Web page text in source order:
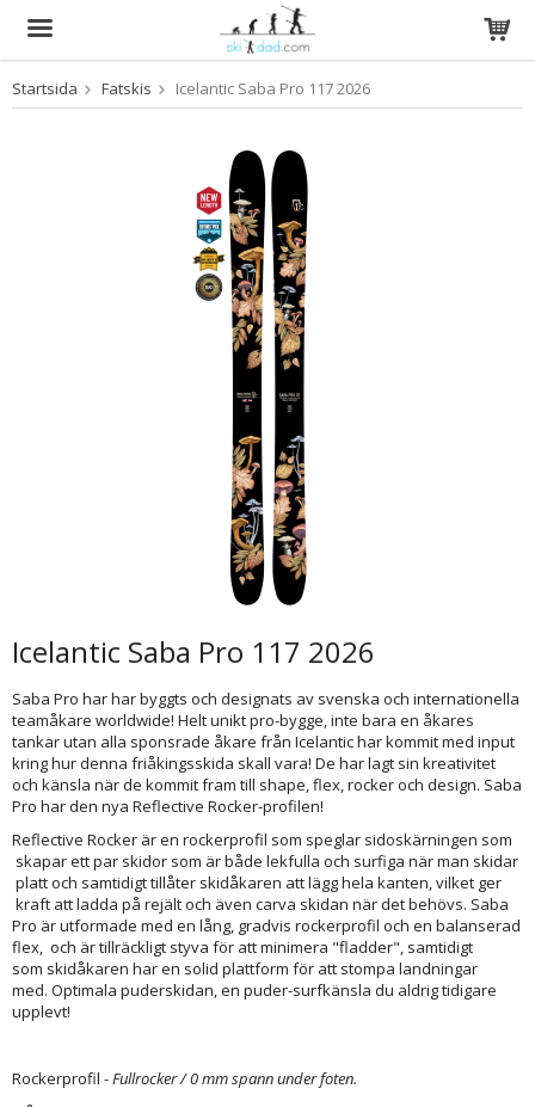
Produkten har blivit tillagd i varukorgen
Startsida Fatskis Icelantic Saba Pro 117 2026
Icelantic Saba Pro 117 2026
Saba Pro har har byggts och designats av svenska och internationella
teamåkare worldwide! Helt unikt pro-bygge, inte bara en åkares
tankar utan alla sponsrade åkare från Icelantic har kommit med input
kring hur denna friåkingsskida skall vara! De har lagt sin kreativitet
och känsla när de kommit fram till shape, flex, rocker och design. Saba
Pro har den nya Reflective Rocker-profilen!
Reflective Rocker är en rockerprofil som speglar sidoskärningen som
skapar ett par skidor som är både lekfulla och surfiga när man skidar
platt och samtidigt tillåter skidåkaren att lägg hela kanten, vilket ger
kraft att ladda på rejält och även carva skidan när det behövs. Saba
Pro är utformade med en lång, gradvis rockerprofil och en balanserad
flex, och är tillräckligt styva för att minimera "fladder", samtidigt
som skidåkaren har en solid plattform för att stompa landningar
med. Optimala puderskidan, en puder-surfkänsla du aldrig tidigare
upplevt!
Rockerprofil -Fullrocker / 0 mm spann under foten.